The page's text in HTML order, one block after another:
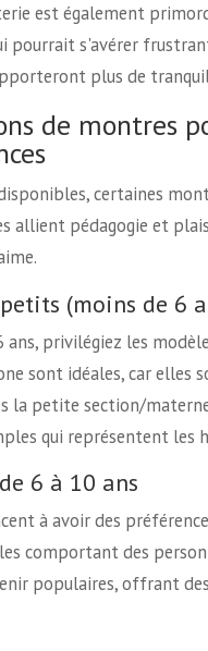
est également
pourrait s'avérer
plus de
de montres
certaines
allient pédagogie et
(moins de 6
privilégiez les
sont idéales, car elles
la petite section/
qui représentent les
6 à 10 ans
à avoir des
comportant des
populaires, offrant